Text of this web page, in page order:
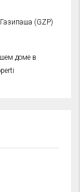
(GZP)
доме в